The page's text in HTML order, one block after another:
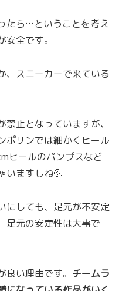
たら…ということを考え
全です。
、スニーカーで来ている
止となっていますが、
ポリンでは細かくヒール
ヒールのパンプスなど
いますしね💦
にしても、足元が不安定
足元の安定性は大事で
い理由です。 チームラ